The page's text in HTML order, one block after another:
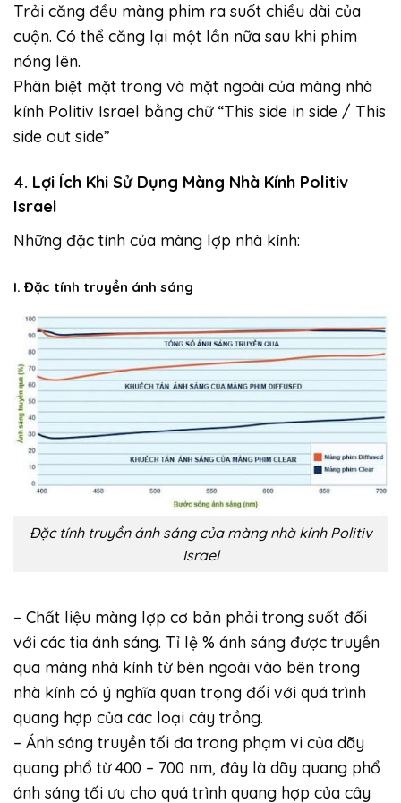
Trải căng đều màng phim ra suốt chiều dài của
cuộn. Có thể căng lại một lần nữa sau khi phim
nóng lên.
Phân biệt mặt trong và mặt ngoài của màng nhà
kính Politiv Israel bằng chữ “This side in side / This
side out side”
4. Lợi Ích Khi Sử Dụng Màng Nhà Kính Politiv
Israel
Những đặc tính của màng lợp nhà kính:
I. Đặc tính truyền ánh sáng
Đặc tính truyền ánh sáng của màng nhà kính Politiv
Israel
– Chất liệu màng lợp cơ bản phải trong suốt đối
với các tia ánh sáng. Tỉ lệ % ánh sáng được truyền
qua màng nhà kính từ bên ngoài vào bên trong
nhà kính có ý nghĩa quan trọng đối với quá trình
quang hợp của các loại cây trồng.
– Ánh sáng truyền tối đa trong phạm vi của dãy
quang phổ từ 400 – 700 nm, đây là dãy quang phổ
ánh sáng tối ưu cho quá trình quang hợp của cây